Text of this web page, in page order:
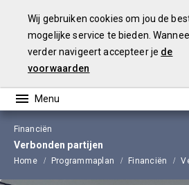
Wij gebruiken cookies om jou de
mogelijke service te bieden.
verder navigeert accepteer je de
voorwaarden
Financiën
Verbonden partijen
Home Programmaplan Financiën